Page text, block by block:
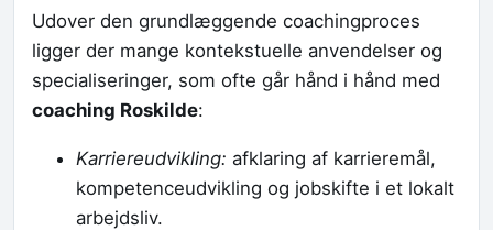
Udover den grundlæggende coachingproces
ligger der mange kontekstuelle anvendelser og
specialiseringer, som ofte går hånd i hånd med
coaching Roskilde:
Karriereudvikling: afklaring af karrieremål,
kompetenceudvikling og jobskifte i et lokalt
arbejdsliv.